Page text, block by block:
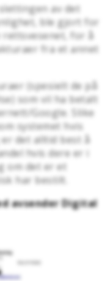
av det
ble gjort for
for å
fra et annet
(spesielt de på
som vil ha betalt
Google. Slike
systemet hvis
det alltid best å
hvis dere er i
om det er et
har bestilt.
avsender Digital